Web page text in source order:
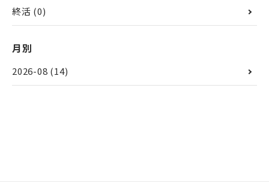
終活 (0)
月別
2026-08 (14)